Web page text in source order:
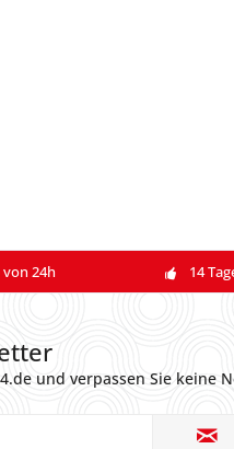
24h 14
und verpassen Sie keine